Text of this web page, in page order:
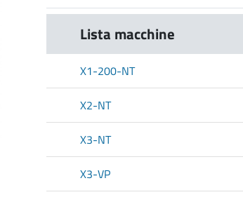
Lista macchine
X1-200-NT
X2-NT
X3-NT
X3-VP